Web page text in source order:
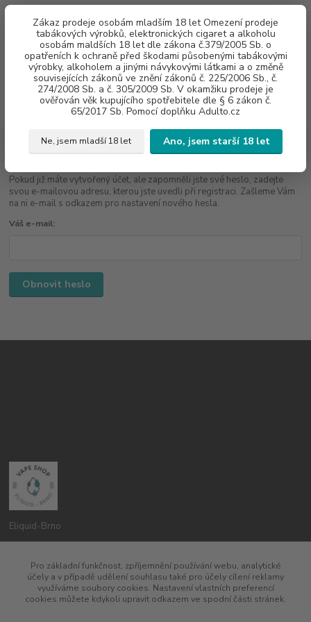
Zákaz prodeje osobám mladším 18 let Omezení prodeje
tabákových výrobků, elektronických cigaret a alkoholu
osobám maldších 18 let dle zákona č.379/2005 Sb. o
opatřeních k ochraně před škodami působenými tabákovými
výrobky, alkoholem a jinými návykovými látkami a o změně
souvisejících zákonů ve znění zákonů č. 225/2006 Sb., č.
274/2008 Sb. a č. 305/2009 Sb. V okamžiku prodeje je
ověřován věk kupujícího spotřebitele dle § 6 zákon č.
65/2017 Sb. Pomocí doplňku Adulto.cz
Ne, jsem mladší 18 let Ano, jsem starší 18 let
Menu
CZK
Hledat
8:00-20:00
za0 Kč
Zapomenuté heslo
Pokud již máte vytvořený účet, ale zapomněli jste své heslo, zadejte
svou e-mailovou adresu, kterou jste uvedli při registraci. Zašleme Vám
na ni e-mail s odkazem pro nastavení nového hesla.
Váš e-mail:
Obnovit heslo
Eliquid-Brno
775960937
8:00-20:00
Pro základní funkčnost, zpříjemnění používání webu, analytické
účely a v případě udělení souhlasu také pro účely cílení reklamy
využíváme soubory cookies. Nastavení vlastních preferencí
cookies můžete kdykoli upravit odkazem ve spodní části stránek.